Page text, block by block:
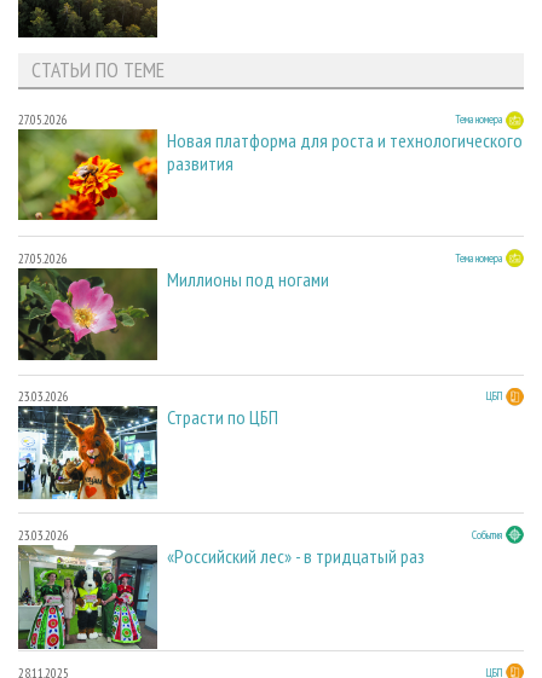
СТАТЬИ ПО ТЕМЕ
27.05.2026 Тема номера
Новая платформа для роста и технологического
развития
27.05.2026 Тема номера
Миллионы под ногами
23.03.2026 ЦБП
Страсти по ЦБП
23.03.2026 События
«Российский лес» - в тридцатый раз
28.11.2025 ЦБП